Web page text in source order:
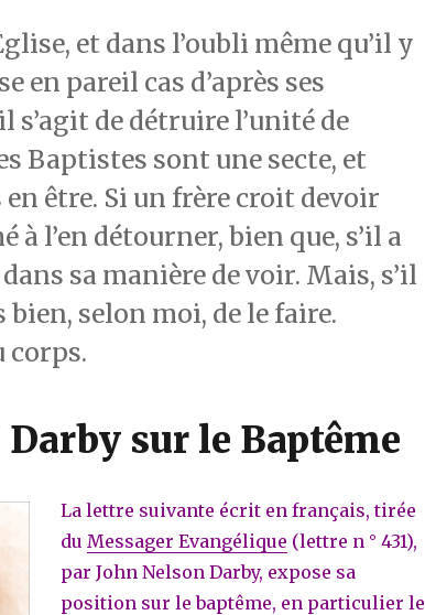
et dans l’oubli même qu’il y
en pareil cas d’après ses
de détruire l’unité de
Baptistes sont une secte, et
en être. Si un frère croit devoir
à l’en détourner, bien que, s’il a
sa manière de voir. Mais, s’il
selon moi, de le faire.
corps.
Darby sur le Baptême
La lettre suivante écrit en français, tirée
du Messager Evangélique (lettre n ° 431),
par John Nelson Darby, expose sa
position sur le baptême, en particulier le